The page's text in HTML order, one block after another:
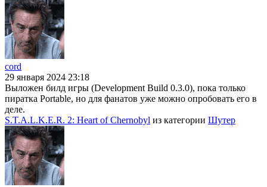
cord
29 января 2024 23:18
Выложен билд игры (Development Build 0.3.0), пока только
пиратка Portable, но для фанатов уже можно опробовать его в
деле.
S.T.A.L.K.E.R. 2: Heart of Chernobyl из категории Шутер